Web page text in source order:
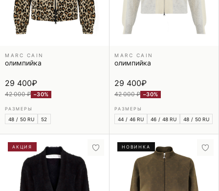
MARC CAIN
олимпийка
29 400₽
42 000 ₽ −30%
РАЗМЕРЫ
48 / 50 RU 52
MARC CAIN
олимпийка
29 400₽
42 000 ₽ −30%
РАЗМЕРЫ
44 / 46 RU 46 / 48 RU 48 / 50 RU
АКЦИЯ НОВИНКА